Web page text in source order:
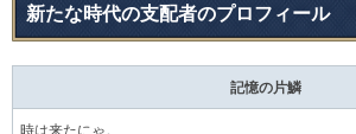
新たな時代の支配者のプロフィール
記憶の片鱗
時は来たにゃ。